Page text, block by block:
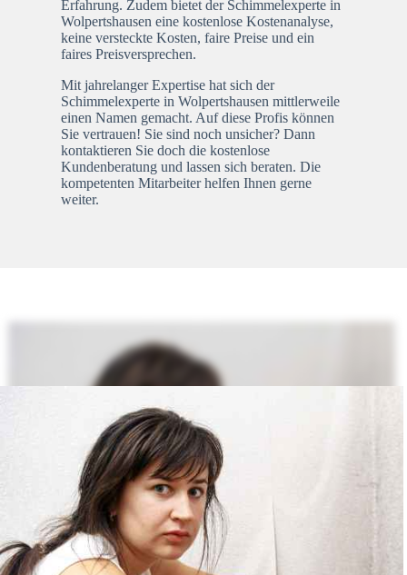
Erfahrung. Zudem bietet der Schimmelexperte in
Wolpertshausen eine kostenlose Kostenanalyse,
keine versteckte Kosten, faire Preise und ein
faires Preisversprechen.
Mit jahrelanger Expertise hat sich der
Schimmelexperte in Wolpertshausen mittlerweile
einen Namen gemacht. Auf diese Profis können
Sie vertrauen! Sie sind noch unsicher? Dann
kontaktieren Sie doch die kostenlose
Kundenberatung und lassen sich beraten. Die
kompetenten Mitarbeiter helfen Ihnen gerne
weiter.